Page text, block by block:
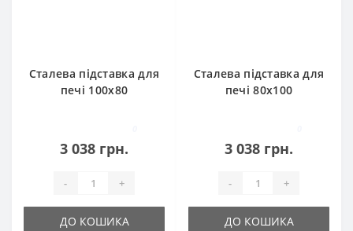
Сталева підставка для
печі 100х80
3 038 грн.
- +
ДО КОШИКА
Сталева підставка для
печі 80х100
3 038 грн.
- +
ДО КОШИКА